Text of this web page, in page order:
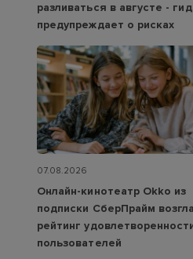
разливаться в августе -
предупреждает о рисках
07.08.2026
Онлайн-кинотеатр Okko из
подписки СберПрайм
рейтинг
пользователей